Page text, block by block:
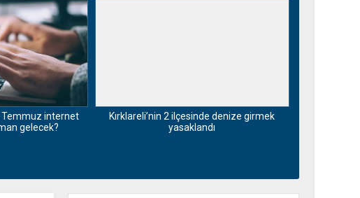
Temmuz internet
gelecek?
Kırklareli’nin 2 ilçesinde denize girmek
yasaklandı